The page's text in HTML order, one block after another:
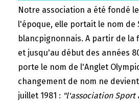
Notre association a été fondé le
l'époque, elle portait le nom de
blancpignonnais. A partir de la
et jusqu'au début des années
porte le nom de l'Anglet
changement de nom ne
juillet 1981 : "l'association